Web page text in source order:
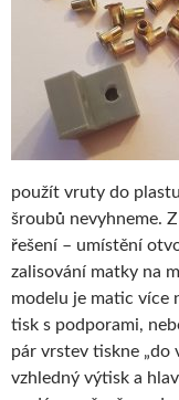
použít vruty do
šroubů nevyhneme.
řešení – umístění
zalisování matky na
modelu je matic více
tisk s podporami,
pár vrstev tiskne „do
vzhledný výtisk a